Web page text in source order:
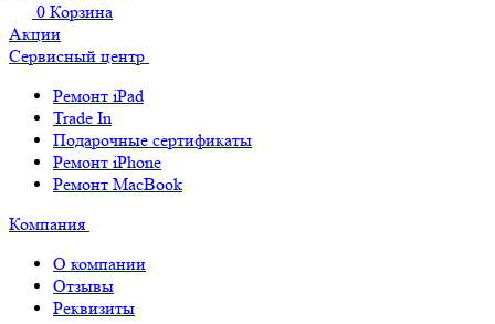
0 Корзина
Акции
Сервисный центр
Ремонт iPad
Trade In
Подарочные сертификаты
Ремонт iPhone
Ремонт MacBook
Компания
О компании
Отзывы
Реквизиты